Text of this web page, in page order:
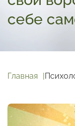
себе
Главная